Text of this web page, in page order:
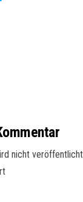
nicht